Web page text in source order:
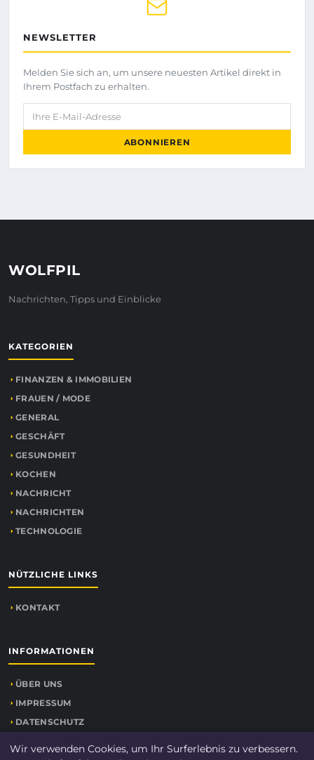
NEWSLETTER
Melden Sie sich an, um unsere neuesten Artikel direkt in
Ihrem Postfach zu erhalten.
Ihre E-Mail-Adresse
ABONNIEREN
WOLFPIL
Nachrichten, Tipps und Einblicke
KATEGORIEN
FINANZEN & IMMOBILIEN
FRAUEN / MODE
GENERAL
GESCHÄFT
GESUNDHEIT
KOCHEN
NACHRICHT
NACHRICHTEN
TECHNOLOGIE
NÜTZLICHE LINKS
KONTAKT
INFORMATIONEN
ÜBER UNS
IMPRESSUM
DATENSCHUTZ
Wir verwenden Cookies, um Ihr Surferlebnis zu verbessern.